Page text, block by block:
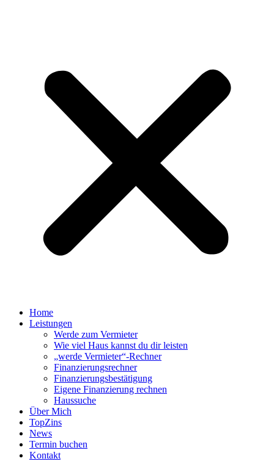
Home
Leistungen
Werde zum Vermieter
Wie viel Haus kannst du dir leisten
„werde Vermieter“-Rechner
Finanzierungsrechner
Finanzierungsbestätigung
Eigene Finanzierung rechnen
Haussuche
Über Mich
TopZins
News
Termin buchen
Kontakt